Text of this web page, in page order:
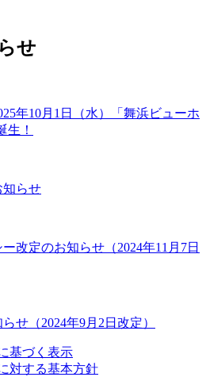
せ
年10月1日（水）「舞浜ビューホ
生！
知らせ
改定のお知らせ（2024年11月7日
せ（2024年9月2日改定）
基づく表示
対する基本方針